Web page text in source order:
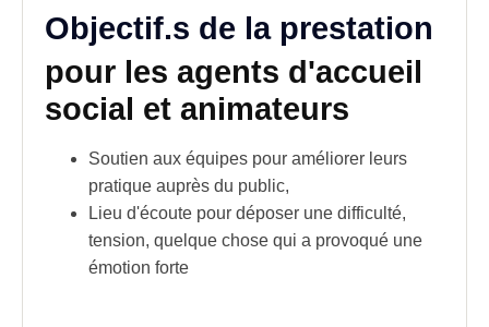
Objectif.s de la prestation
pour les agents d'accueil
social et animateurs
Soutien aux équipes pour améliorer leurs
pratique auprès du public,
Lieu d'écoute pour déposer une difficulté,
tension, quelque chose qui a provoqué une
émotion forte